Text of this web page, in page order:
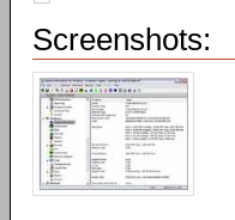
Screenshots: